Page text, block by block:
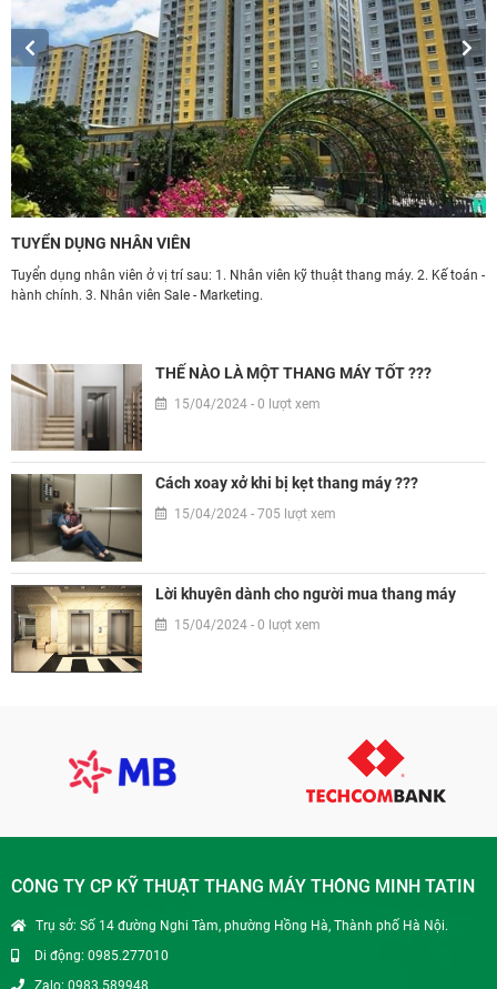
TUYỂN DỤNG NHÂN VIÊN
Tuyển dụng nhân viên ở vị trí sau: 1. Nhân viên kỹ thuật thang máy. 2. Kế toán -
hành chính. 3. Nhân viên Sale - Marketing.
THẾ NÀO LÀ MỘT THANG MÁY TỐT ???
15/04/2024 - 0 lượt xem
Cách xoay xở khi bị kẹt thang máy ???
15/04/2024 - 705 lượt xem
Lời khuyên dành cho người mua thang máy
15/04/2024 - 0 lượt xem
CÔNG TY CP KỸ THUẬT THANG MÁY THÔNG MINH TATIN
Trụ sở: Số 14 đường Nghi Tàm, phường Hồng Hà, Thành phố Hà Nội.
Di động: 0985.277010
Zalo: 0983.589948